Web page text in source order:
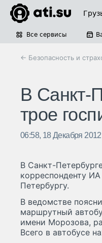
Все сервисы
← Безопасность и
В Санкт-
трое
06:58, 18 Декабря 2012
В Санкт-
корреспонденту
Петербургу.
В ведомстве
маршрутный
имени Морозова,
Всего в автобусе